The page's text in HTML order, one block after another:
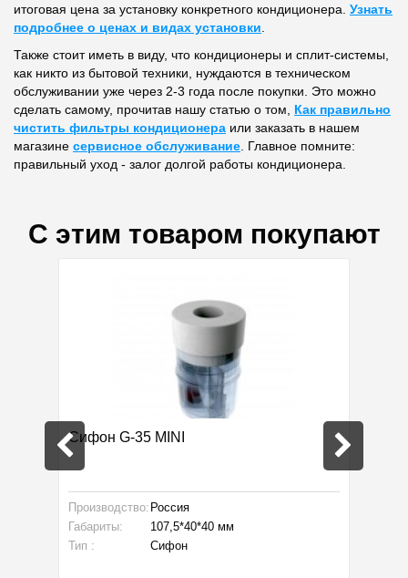
итоговая цена за установку конкретного кондиционера. Узнать
подробнее о ценах и видах установки.
Также стоит иметь в виду, что кондиционеры и сплит-системы,
как никто из бытовой техники, нуждаются в техническом
обслуживании уже через 2-3 года после покупки. Это можно
сделать самому, прочитав нашу статью о том, Как правильно
чистить фильтры кондиционера или заказать в нашем
магазине сервисное обслуживание. Главное помните:
правильный уход - залог долгой работы кондиционера.
С этим товаром покупают
Сифон G-35 MINI
Производство: Россия
Габариты:
107,5*40*40 мм
Тип :
Сифон